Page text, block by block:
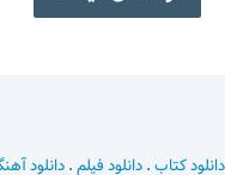
دانلود کتاب.دانلود فیلم.دانلود